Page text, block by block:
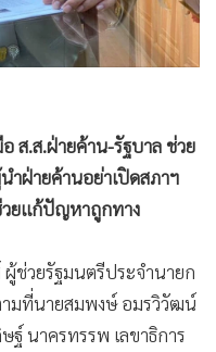
ส.ส.ฝ่ายค้าน-รัฐบาล ช่วย
ฝ่ายค้านอย่าเปิดสภาฯ
วยแก้ปัญหาถูกทาง
ช่วยรัฐมนตรีประจำนายก
มที่นายสมพงษ์ อมรวิวัฒน์
นาครทรรพ เลขาธิการ